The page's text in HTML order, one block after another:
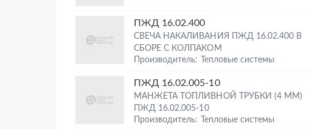
ПЖД 16.02.400
СВЕЧА НАКАЛИВАНИЯ ПЖД 16.02.400 В
СБОРЕ С КОЛПАКОМ
Производитель: Тепловые системы
ПЖД 16.02.005-10
МАНЖЕТА ТОПЛИВНОЙ ТРУБКИ (4 ММ)
ПЖД 16.02.005-10
Производитель: Тепловые системы